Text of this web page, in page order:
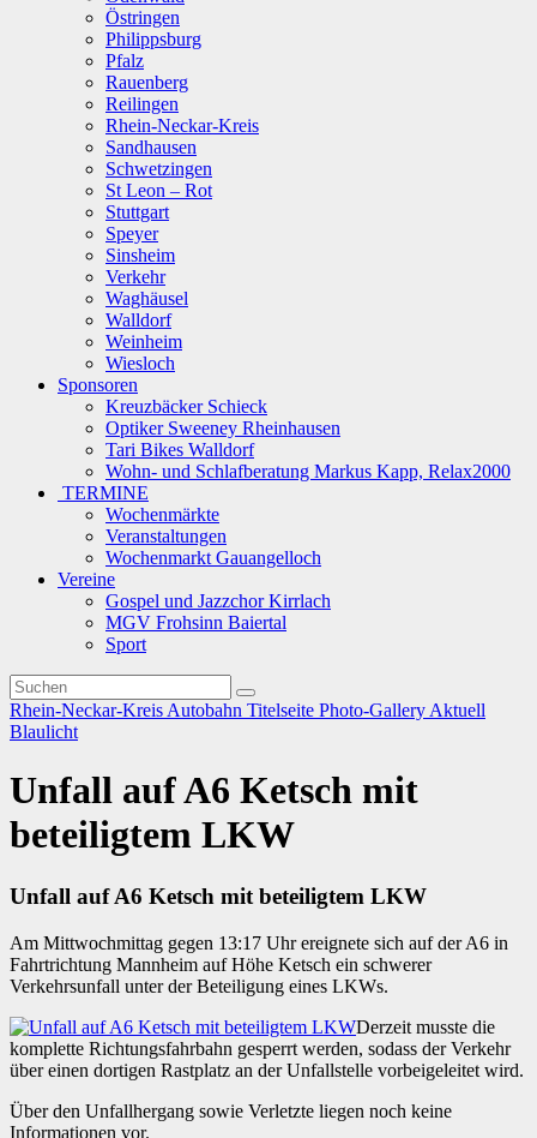
Östringen
Philippsburg
Pfalz
Rauenberg
Reilingen
Rhein-Neckar-Kreis
Sandhausen
Schwetzingen
St Leon – Rot
Stuttgart
Speyer
Sinsheim
Verkehr
Waghäusel
Walldorf
Weinheim
Wiesloch
Sponsoren
Kreuzbäcker Schieck
Optiker Sweeney Rheinhausen
Tari Bikes Walldorf
Wohn- und Schlafberatung Markus Kapp, Relax2000
TERMINE
Wochenmärkte
Veranstaltungen
Wochenmarkt Gauangelloch
Vereine
Gospel und Jazzchor Kirrlach
MGV Frohsinn Baiertal
Sport
Rhein-Neckar-Kreis Autobahn Titelseite Photo-Gallery Aktuell
Blaulicht
Unfall auf A6 Ketsch mit
beteiligtem LKW
Unfall auf A6 Ketsch mit beteiligtem LKW
Am Mittwochmittag gegen 13:17 Uhr ereignete sich auf der A6 in
Fahrtrichtung Mannheim auf Höhe Ketsch ein schwerer
Verkehrsunfall unter der Beteiligung eines LKWs.
Derzeit musste die
komplette Richtungsfahrbahn gesperrt werden, sodass der Verkehr
über einen dortigen Rastplatz an der Unfallstelle vorbeigeleitet wird.
Über den Unfallhergang sowie Verletzte liegen noch keine
Informationen vor.